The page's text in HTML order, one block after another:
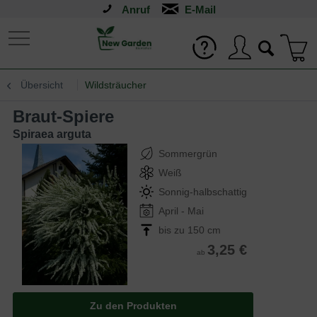
Anruf
Übersicht Wildsträucher
Braut-Spiere
Spiraea arguta
Sommergrün
Weiß
Sonnig-halbschattig
April - Mai
bis zu 150 cm
ab 3,25 €
Zu den Produkten